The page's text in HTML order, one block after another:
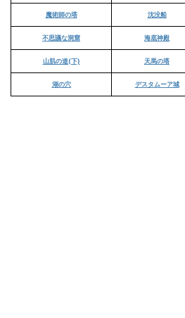
魔術師の塔 沈没船
不思議な洞窟 海底神殿
山肌の道(下) 天馬の塔
湖の穴 デスタムーア城